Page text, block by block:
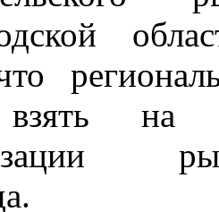
на